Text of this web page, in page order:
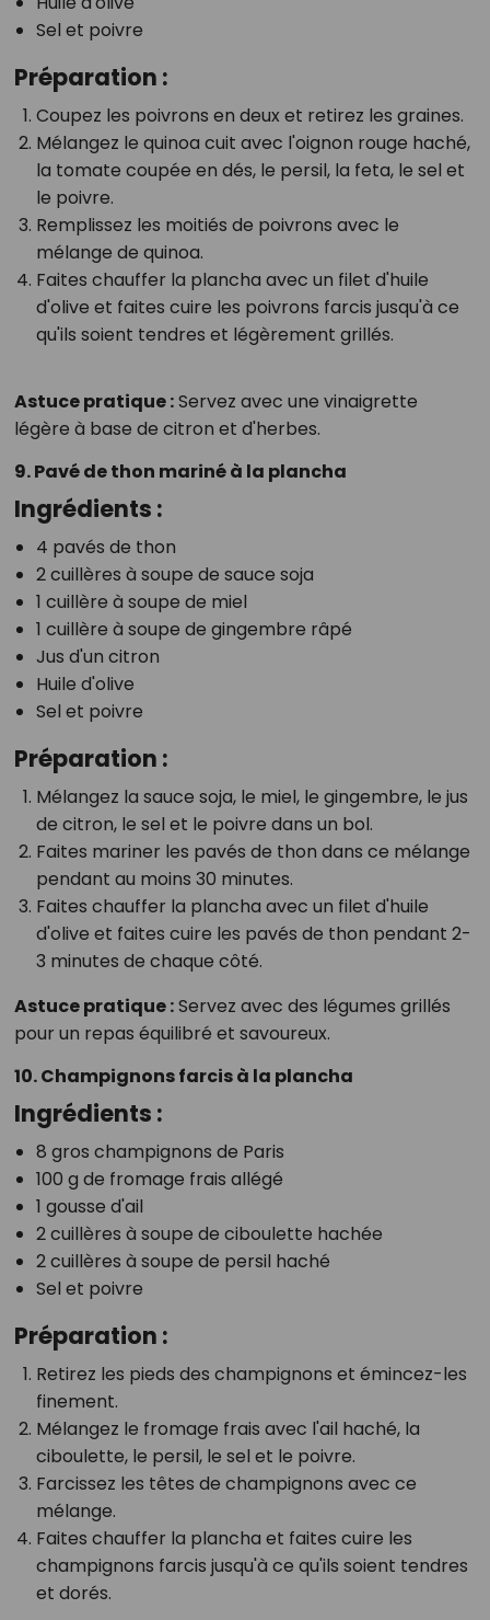
Sel et poivre
Préparation :
Coupez les poivrons en deux et retirez les graines.
Mélangez le quinoa cuit avec l'oignon rouge haché,
la tomate coupée en dés, le persil, la feta, le sel et
le poivre.
Remplissez les moitiés de poivrons avec le
mélange de quinoa.
Faites chauffer la plancha avec un filet d'huile
d'olive et faites cuire les poivrons farcis jusqu'à ce
qu'ils soient tendres et légèrement grillés.
Astuce pratique :Servez avec une vinaigrette
légère à base de citron et d'herbes.
9. Pavé de thon mariné à la plancha
Ingrédients :
4 pavés de thon
2 cuillères à soupe de sauce soja
1 cuillère à soupe de miel
1 cuillère à soupe de gingembre râpé
Jus d'un citron
Huile d'olive
Sel et poivre
Préparation :
Mélangez la sauce soja, le miel, le gingembre, le jus
de citron, le sel et le poivre dans un bol.
Faites mariner les pavés de thon dans ce mélange
pendant au moins 30 minutes.
Faites chauffer la plancha avec un filet d'huile
d'olive et faites cuire les pavés de thon pendant 2-
3 minutes de chaque côté.
Astuce pratique :Servez avec des légumes grillés
pour un repas équilibré et savoureux.
10. Champignons farcis à la plancha
Ingrédients :
8 gros champignons de Paris
100 g de fromage frais allégé
1 gousse d'ail
2 cuillères à soupe de ciboulette hachée
2 cuillères à soupe de persil haché
Sel et poivre
Préparation :
Retirez les pieds des champignons et émincez-les
finement.
Mélangez le fromage frais avec l'ail haché, la
ciboulette, le persil, le sel et le poivre.
Farcissez les têtes de champignons avec ce
mélange.
Faites chauffer la plancha et faites cuire les
champignons farcis jusqu'à ce qu'ils soient tendres
et dorés.